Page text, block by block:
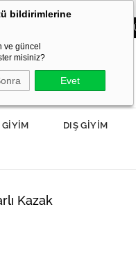
bildirimlerine
ve güncel
misiniz?
Evet
GİYİM DIŞ GİYİM
Kazak